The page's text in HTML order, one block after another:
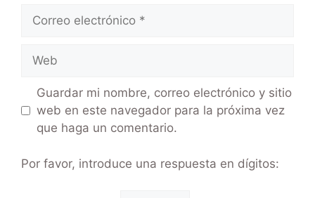
Guardar mi nombre, correo electrónico y sitio
web en este navegador para la próxima vez
que haga un comentario.
Por favor, introduce una respuesta en dígitos: